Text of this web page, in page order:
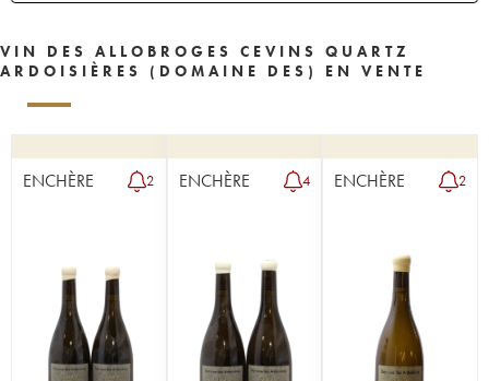
VIN DES ALLOBROGES CEVINS QUARTZ
ARDOISIÈRES (DOMAINE DES) EN VENTE
ENCHÈRE 2 ENCHÈRE 4 ENCHÈRE 2